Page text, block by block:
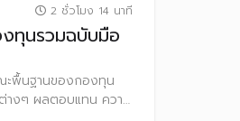
2 ชั่วโมง 14 นาที
ทุนรวมฉบับมือ
ะพื้นฐานของกองทุน
างๆ ผลตอบแทน ความ